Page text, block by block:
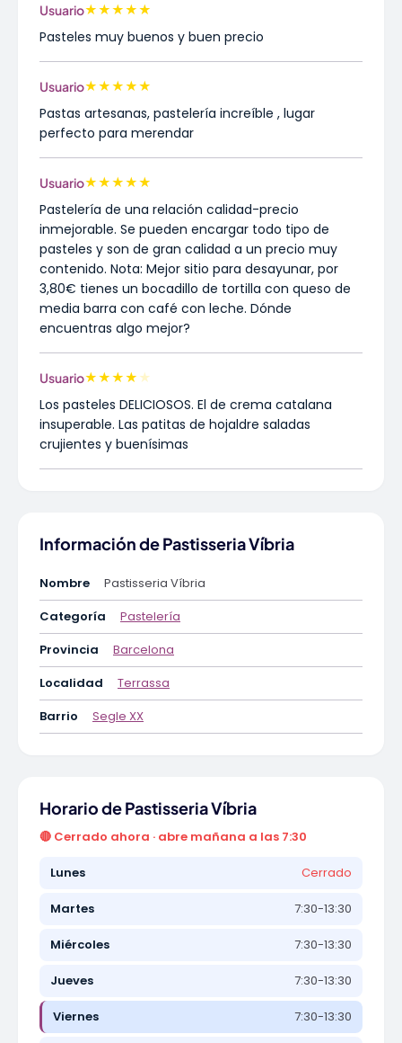
Usuario★★★★★
Pasteles muy buenos y buen precio
Usuario★★★★★
Pastas artesanas, pastelería increíble , lugar
perfecto para merendar
Usuario★★★★★
Pastelería de una relación calidad-precio
inmejorable. Se pueden encargar todo tipo de
pasteles y son de gran calidad a un precio muy
contenido. Nota: Mejor sitio para desayunar, por
3,80€ tienes un bocadillo de tortilla con queso de
media barra con café con leche. Dónde
encuentras algo mejor?
Usuario★★★★ ★
Los pasteles DELICIOSOS. El de crema catalana
insuperable. Las patitas de hojaldre saladas
crujientes y buenísimas
Información de Pastisseria Víbria
Nombre
Pastisseria Víbria
Categoría
Pastelería
Provincia
Barcelona
Localidad
Terrassa
Barrio
Segle XX
Horario de Pastisseria Víbria
🔴 Cerrado ahora · abre mañana a las 7:30
Lunes Cerrado
Martes 7:30-13:30
Miércoles 7:30-13:30
Jueves 7:30-13:30
Viernes 7:30-13:30